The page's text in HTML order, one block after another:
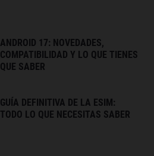
ANDROID 17: NOVEDADES,
COMPATIBILIDAD Y LO QUE TIENES
QUE SABER
GUÍA DEFINITIVA DE LA ESIM:
TODO LO QUE NECESITAS SABER